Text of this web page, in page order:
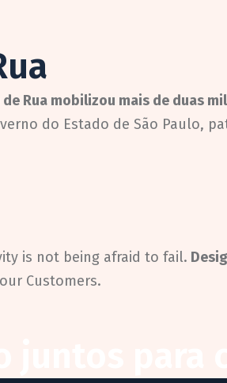
Rua mobilizou mais de duas
do Estado de São Paulo,
is not being afraid to fail.
Customers.